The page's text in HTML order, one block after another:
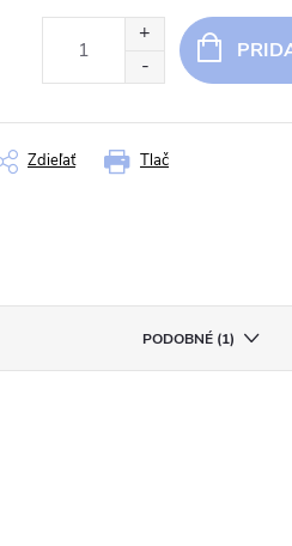
Tlač
Zdieľať
PODOBNÉ (1)